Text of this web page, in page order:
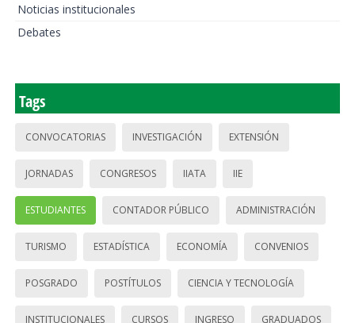
Noticias institucionales
Debates
Tags
CONVOCATORIAS INVESTIGACIÓN EXTENSIÓN
JORNADAS CONGRESOS IIATA IIE
ESTUDIANTES CONTADOR PÚBLICO ADMINISTRACIÓN
TURISMO ESTADÍSTICA ECONOMÍA CONVENIOS
POSGRADO POSTÍTULOS CIENCIA Y TECNOLOGÍA
INSTITUCIONALES CURSOS INGRESO GRADUADOS